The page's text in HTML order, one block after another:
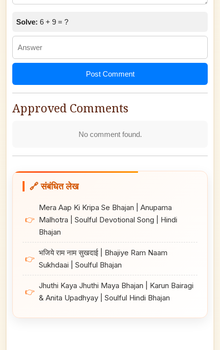
Solve: 6 + 9 = ?
Post Comment
Approved Comments
No comment found.
🔗 संबंधित लेख
👉
Mera Aap Ki Kripa Se Bhajan | Anupama
Malhotra | Soulful Devotional Song | Hindi
Bhajan
👉
भजिये राम नाम सुखदाई | Bhajiye Ram Naam
Sukhdaai | Soulful Bhajan
👉
Jhuthi Kaya Jhuthi Maya Bhajan | Karun Bairagi
& Anita Upadhyay | Soulful Hindi Bhajan